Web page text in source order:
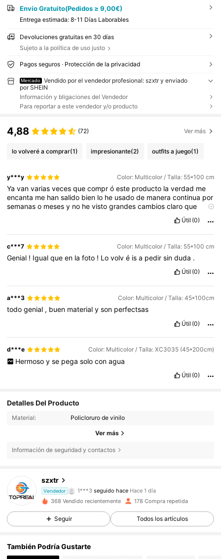
Envío Gratuito(Pedidos ≥ 9,00€)
Entrega estimada: 8-11 Días Laborables
Devoluciones gratuitas en 30 días
Sujeto a la política de uso justo
Pagos seguros · Protección de la privacidad
Mercado
Vendido por el vendedor profesional: szxtr y enviado
por SHEIN
Información y bligaciones del Vendedor
Para reportar a este vendedor y/o producto
4,88 (72) Ver más
lo volveré a comprar(1) impresionante(2) outfits a juego(1)
y***y Color: Multicolor / Talla: 55*100 cm
Yavanvariasvecesquecompróeste producto laverdad me
encanta me hansalido bien lo he usadode maneracontinua por
semanaso mesesy no hevistograndescambiosclaroque
m
tipodejoyas
quenosedespintanquenoseharánverdesyquesevenmuy
si a simple
por
oro si noconoces tipodematerialesenfin eh muy
recomendadoyesperoque teayudegracias
Útil (0)
c***7 Color: Multicolor / Talla: 55*100 cm
Genial ! Igualqueen lafoto ! Lovolvé isa pedirsinduda .
Útil (0)
a***3 Color: Multicolor / Talla: 45*100cm
todogenial , buen materialyson perfectsas
Útil (0)
d***e Color: Multicolor / Talla: XC3035 (45*200cm)
Hermoso y se pega solo con agua
Útil (0)
Detalles Del Producto
Material: Policloruro de vinilo
Ver más
Información de seguridad y contactos
szxtr
Vendedor
4,84
825 Seguidores
825 Seguidores
368 Vendido recientemente 178 Compra repetida
Seguir Todos los artículos
También Podría Gustarte